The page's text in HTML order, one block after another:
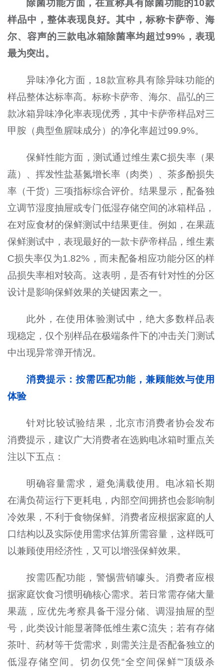
除菌功能方面，在宣称具有除菌功能的10款
样品中，整体表现良好。其中，标称卡萨帝、海
尔、容声的三款电冰箱除菌率均超过99%，表现
最为突出。
异味净化方面，18款宣称具有除异味功能的
样品整体达标率高。标称卡萨帝、海尔、晶弘的三
款冰箱异味净化率表现优秀，其中卡萨帝样品对三
甲胺（典型鱼腥味成分）的净化率超过99.9%。
保鲜性能方面，测试通过维生素C损失率（果
蔬）、挥发性盐基氮增长率（肉类）、茶多酚损失
率（干货）三项指标综合评价。结果显示，配备独
立调节湿度抽屉或专门低湿存储空间的冰箱样品，
在对应食材的保鲜测试中结果更佳。例如，在果蔬
保鲜测试中，表现最好的一款卡萨帝样品，维生素
C损失率仅为1.82%，而未配备相应功能分区的样
品损失率相对较高。这表明，是否有针对性的分区
设计是影响保鲜效果的关键因素之一。
此外，在使用体验测试中，绝大多数样品表
现稳定，仅个别样品在极端条件下的冲击关门测试
中出现异常弹开情况。
消费提示：按需匹配功能，兼顾能效与使用
体验
针对比较试验结果，北京市消费者协会发布
消费提示，建议广大消费者在选购电冰箱时重点关
注以下五点：
明确容量需求，避免满载使用。电冰箱长期
在满负荷运行下更耗电，内部空间拥挤也会影响制
冷效果，不利于食物保鲜。消费者应根据家庭的人
口结构以及实际使用需求估算所需容量，这样既可
以兼顾使用经济性，又可以增强保鲜效果。
按需匹配功能，警惕营销噱头。消费者应根
据家庭饮食习惯明确核心需求。若日常需存储大量
果蔬，应优先考察具备干湿分储、调湿抽屉的型
号，此类设计能显著降低维生素C流失；若有存储
茶叶、药材等干货需求，则需关注是否配备独立的
低湿存储空间。切勿仅凭“全空间保鲜”“顶级杀